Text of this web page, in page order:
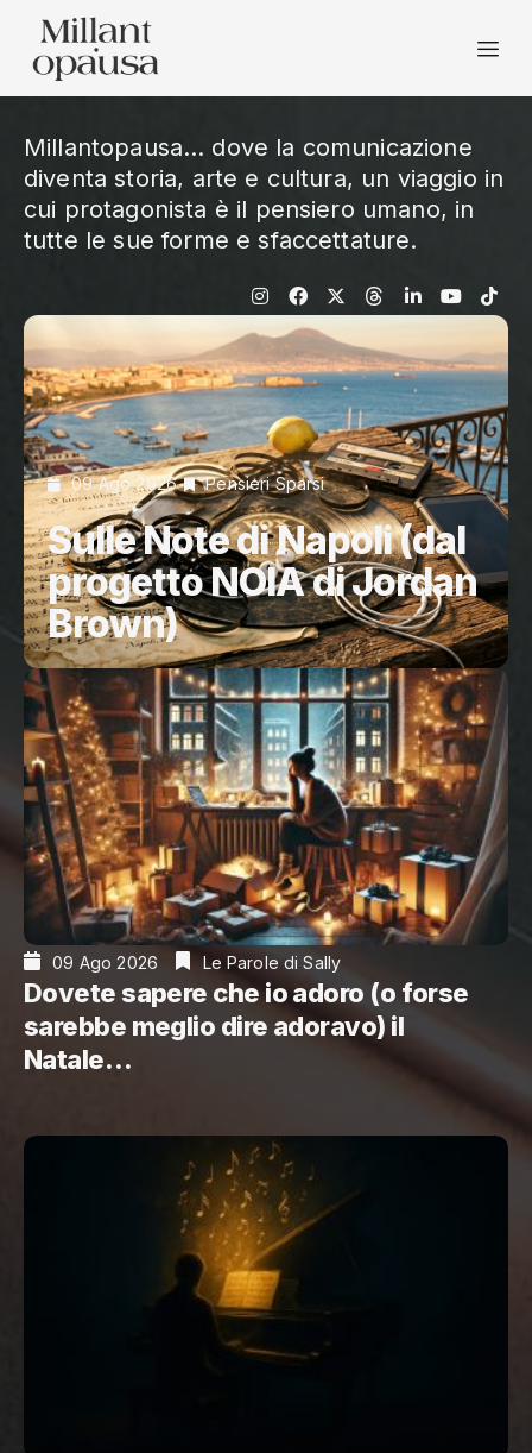
Millantopausa… dove la comunicazione
diventa storia, arte e cultura, un viaggio in
cui protagonista è il pensiero umano, in
tutte le sue forme e sfaccettature.
09 Ago 2026 Pensieri Sparsi
Sulle Note di Napoli (dal
progetto NOIA di Jordan
Brown)
09 Ago 2026 Le Parole di Sally
Dovete sapere che io adoro (o forse
sarebbe meglio dire adoravo) il
Natale…